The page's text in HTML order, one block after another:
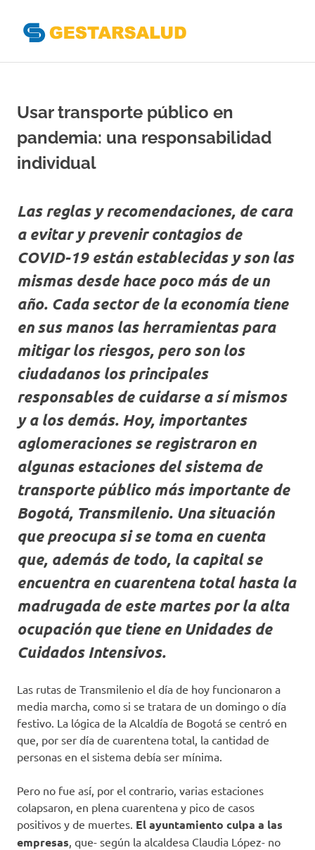
del
Aseguramiento
de
la
Usar transporte público en
pandemia: una responsabilidad
individual
Las reglas y recomendaciones, de cara
a evitar y prevenir contagios de
COVID-19 están establecidas y son las
mismas desde hace poco más de un
año. Cada sector de la economía tiene
en sus manos las herramientas para
mitigar los riesgos, pero son los
ciudadanos los principales
responsables de cuidarse a sí mismos
y a los demás. Hoy, importantes
aglomeraciones se registraron en
algunas estaciones del sistema de
transporte público más importante de
Bogotá, Transmilenio. Una situación
que preocupa si se toma en cuenta
que, además de todo, la capital se
encuentra en cuarentena total hasta la
madrugada de este martes por la alta
ocupación que tiene en Unidades de
Cuidados Intensivos.
Las rutas de Transmilenio el día de hoy funcionaron a
media marcha, como si se tratara de un domingo o día
festivo. La lógica de la Alcaldía de Bogotá se centró en
que, por ser día de cuarentena total, la cantidad de
personas en el sistema debía ser mínima.
Pero no fue así, por el contrario, varias estaciones
colapsaron, en plena cuarentena y pico de casos
positivos y de muertes. El ayuntamiento culpa a las
empresas, que- según la alcaldesa Claudia López- no